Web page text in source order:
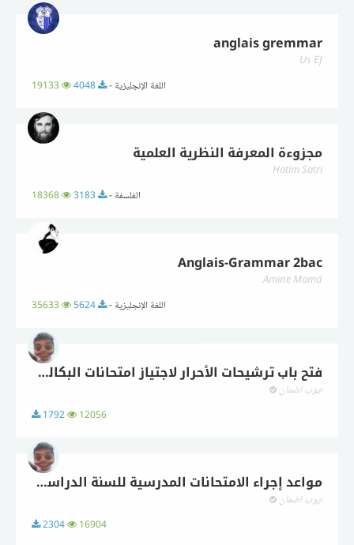
anglais gremmar
Us Ef
اللغة الإنجليزية -
مجزوءة المعرفة النظرية العلمية
Hatim Satri
الفلسفة -
Anglais-Grammar 2bac
Amine Mamd
اللغة الإنجليزية -
فتح باب ترشيحات الأحرار لاجتياز امتحانات البكالورايا برسم دورة 2018
أيوب اضمان
1792 12056
مواعد إجراء الامتحانات المدرسية للسنة الدراسية 2017-2018
أيوب اضمان
2304 16904